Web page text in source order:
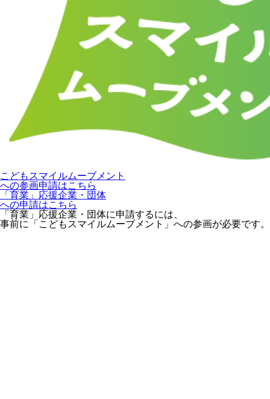
こどもスマイルムーブメント
への参画申請はこちら
「育業」応援企業・団体
への申請はこちら
「育業」応援企業・団体に申請するには、
事前に「こどもスマイルムーブメント」への参画が必要です。